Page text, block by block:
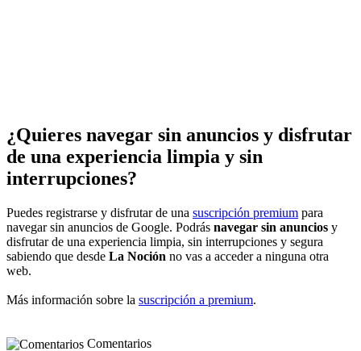
¿Quieres navegar sin anuncios y disfrutar
de una experiencia limpia y sin
interrupciones?
Puedes registrarse y disfrutar de una suscripción premium para
navegar sin anuncios de Google. Podrás navegar sin anuncios y
disfrutar de una experiencia limpia, sin interrupciones y segura
sabiendo que desde La Noción no vas a acceder a ninguna otra
web.
Más información sobre la suscripción a premium.
Comentarios